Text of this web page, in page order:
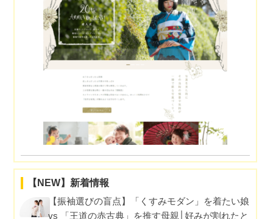
【NEW】新着情報
【振袖選びの盲点】「くすみモダン」を着たい娘
vs 「王道の赤古典」を推す母親│好みが割れたと